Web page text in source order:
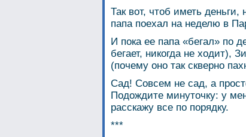
Так вот, чтоб иметь
папа поехал на неделю в
И пока ее папа «бегал» по
бегает, никогда не ходит),
(почему оно так скверно
Сад! Совсем не сад, а
Подождите минуточку: у
расскажу все по порядку.
***